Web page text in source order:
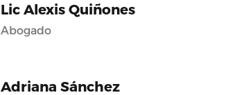
Lic Alexis Quiñones
Abogado
Adriana Sánchez